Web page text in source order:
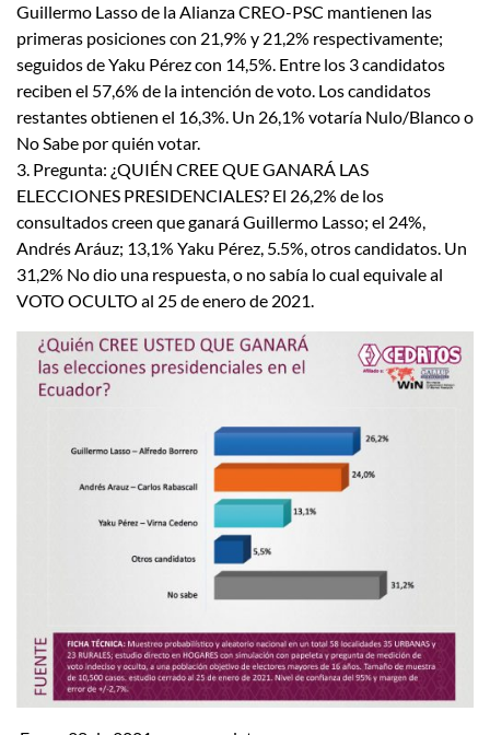
Guillermo Lasso de la Alianza CREO-PSC mantienen las
primeras posiciones con 21,9% y 21,2% respectivamente;
seguidos de Yaku Pérez con 14,5%. Entre los 3 candidatos
reciben el 57,6% de la intención de voto. Los candidatos
restantes obtienen el 16,3%. Un 26,1% votaría Nulo/Blanco o
No Sabe por quién votar.
3. Pregunta: ¿QUIÉN CREE QUE GANARÁ LAS
ELECCIONES PRESIDENCIALES? El 26,2% de los
consultados creen que ganará Guillermo Lasso; el 24%,
Andrés Aráuz; 13,1% Yaku Pérez, 5.5%, otros candidatos. Un
31,2% No dio una respuesta, o no sabía lo cual equivale al
VOTO OCULTO al 25 de enero de 2021.